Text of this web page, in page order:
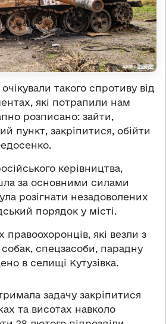
такого спротиву від
які потрапили нам
розписано: зайти,
пункт, закріпитися, обійти
керівництва,
за основними силами
розігнати незадоволених
порядок у місті.
правоохоронців, які везли з
спецзасоби, парадну
в селищі Кутузівка.
задачу закріпитися
та висотах навколо